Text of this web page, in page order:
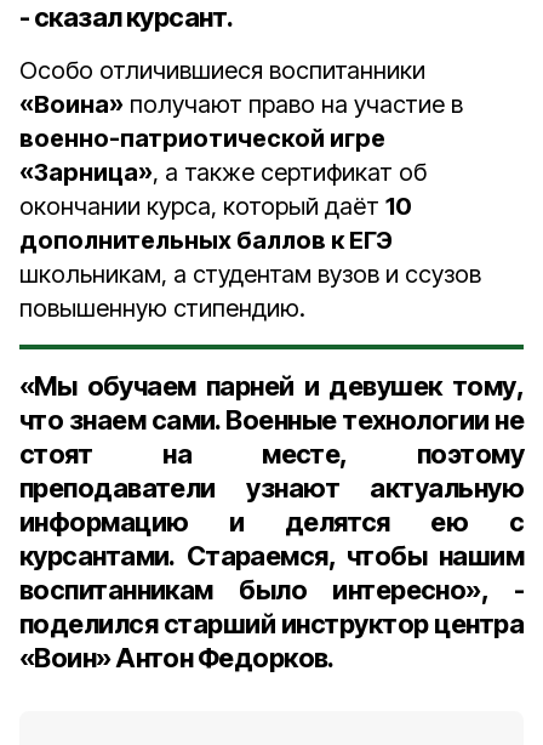
- сказал курсант.
Особо отличившиеся воспитанники
«Воина» получают право на участие в
военно-патриотической игре
«Зарница», а также сертификат об
окончании курса, который даёт 10
дополнительных баллов к ЕГЭ
школьникам, а студентам вузов и ссузов
повышенную стипендию.
«Мы обучаем парней и девушек тому,
что знаем сами. Военные технологии не
стоят на месте, поэтому
преподаватели узнают актуальную
информацию и делятся ею с
курсантами. Стараемся, чтобы нашим
воспитанникам было интересно», -
поделился старший инструктор центра
«Воин» Антон Федорков.